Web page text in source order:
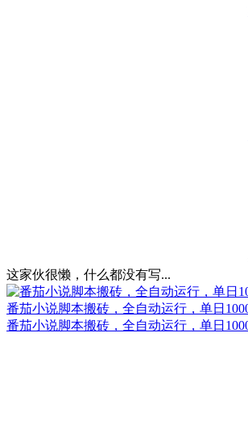
这家伙很懒，什么都没有写...
番茄小说脚本搬砖，全自动运行，单日
番茄小说脚本搬砖，全自动运行，单日